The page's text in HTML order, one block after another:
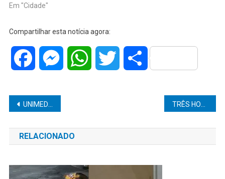
Em "Cidade"
Compartilhar esta notícia agora:
Facebook MessengerWhatsAppTwitter Share
Navegação
de
Post
UNIMED MARÍLIA REFORÇA IMPORTÂNCIA DO TESTE DO PEZINHO PARA DIAGNÓSTICO PRECOCE DE DOENÇAS EM RECÉM-NASCIDOS
RELACIONADO